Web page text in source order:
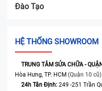
Đào Tạo
HỆ THỐNG SHOWROOM
TRUNG TÂM SỬA CHỮA -
Hòa Hưng, TP. HCM (Quận 10 cũ)
24h Tân Định: 249 -251 Trần